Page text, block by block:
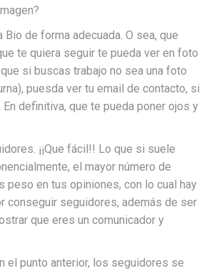
Bio de forma adecuada. O sea, que
te quiera seguir te pueda ver en foto
si buscas trabajo no sea una foto
puesda ver tu email de contacto, si
definitiva, que te pueda poner ojos y
¡¡Que fácil!! Lo que si suele
el mayor número de
peso en tus opiniones, con lo cual hay
conseguir seguidores, además de ser
que eres un comunicador y
el punto anterior, los seguidores se